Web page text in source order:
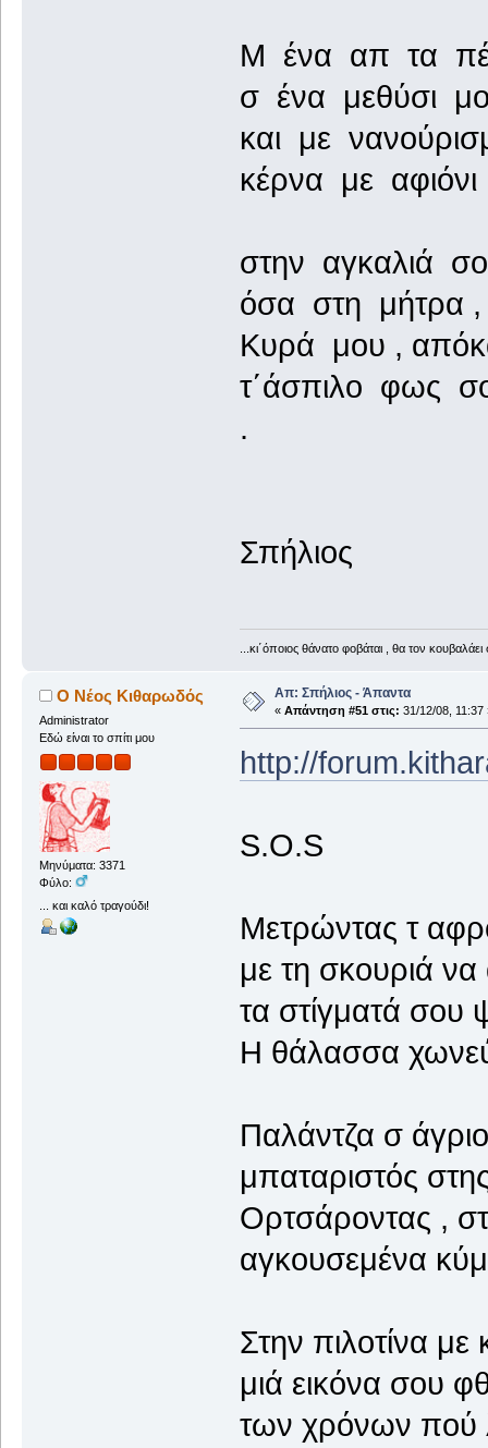
Μ ένα απ τα
σ ένα μεθύσι
και με
κέρνα με
στην αγκαλιά
όσα στη μήτρα
Κυρά μου ,
τ΄άσπιλο φως
.
Σπήλιος
...κι΄όποιος θάνατο φοβάται , θα τον
Ο Νέος Κιθαρωδός
Administrator
Εδώ είναι το σπίτι μου
Μηνύματα: 3371
Φύλο:
... και καλό τραγούδι!
Απ: Σπήλιος - Άπαντα
« Απάντηση #51 στις: 31/12/08, 11:37
http://
S.O.S
Μετρώντας τ
με τη σκουριά
τα στίγματά
Η θάλασσα
Παλάντζα σ
μπαταριστός
Ορτσάροντας ,
αγκουσεμένα
Στην πιλοτίνα με
μιά εικόνα σου
των χρόνων πού